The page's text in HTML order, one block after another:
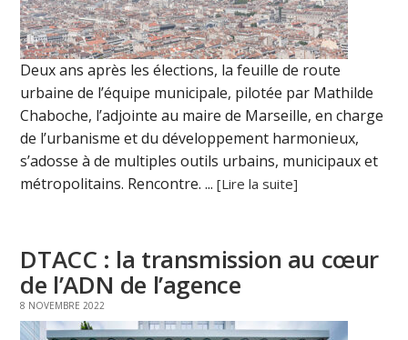
Deux ans après les élections, la feuille de route
urbaine de l’équipe municipale, pilotée par Mathilde
Chaboche, l’adjointe au maire de Marseille, en charge
de l’urbanisme et du développement harmonieux,
s’adosse à de multiples outils urbains, municipaux et
métropolitains. Rencontre. ...[Lire la suite]
DTACC : la transmission au cœur
de l’ADN de l’agence
8 NOVEMBRE 2022